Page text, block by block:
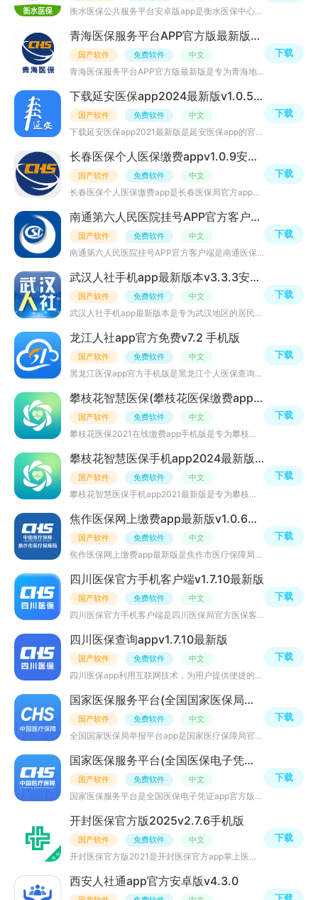
衡水医保公共服务平台安卓版app是衡水医保中心官方app的安卓移动端，每天为您实时更新最新医保资讯，在线就
青海医保服务平台APP官方版最新版v2.0.38安卓版
国产软件 免费软件 中文
青海医保服务平台APP官方版最新版是专为青海地区的参保用户打造的掌上医保服务平台，支持参保查询，办事指南
下载
下载延安医保app2024最新版v1.0.5官方最新版
国产软件 免费软件 中文
下载延安医保app2021最新版是延安医保app的官方移动端，延安地区的参保用户可通过本软件办理个人医保参保查
下载
长春医保个人医保缴费appv1.0.9安卓移动端
国产软件 免费软件 中文
长春医保个人医保缴费app是长春医保局官方app的客户移动端，利用先进的互联网功能，让数据跑腿，用户随时随
下载
南通第六人民医院挂号APP官方客户端(南通医保一卡通)v1.7.2最新版
国产软件 免费软件 中文
南通第六人民医院挂号APP官方客户端是南通医保一卡通app应用，南通市民可在线预约挂号、缴纳社保医保、查询
下载
武汉人社手机app最新版本v3.3.3安卓版
国产软件 免费软件 中文
武汉人社手机app最新版本是专为武汉地区的居民们打造的武汉人社app，用户可手机申请电子医保社保，不需出门
下载
龙江人社app官方免费v7.2 手机版
国产软件 免费软件 中文
黑龙江医保app官方手机版是黑龙江个人医保查询app官方客户端，为广大市民提供黑龙江医保一卡通、电子社保卡
下载
攀枝花智慧医保(攀枝花医保缴费app手机版)v1.1.4官方版
国产软件 免费软件 中文
攀枝花医保2021在线缴费app手机版是专为攀枝花市当地居民打造的智慧医保在线服务平台；为用户提供在线医保办
下载
攀枝花智慧医保手机app2024最新版v1.1.3安卓客户版
国产软件 免费软件 中文
攀枝花智慧医保手机app2021最新版是专为攀枝花地区的参保用户打造的掌上医保服务平台app，让数据跑腿，民众
下载
焦作医保网上缴费app最新版v1.0.6安卓版
国产软件 免费软件 中文
焦作医保网上缴费app最新版是焦作市医疗保障局官方重点推出的焦作市医保网上办事大厅app，用户可直接通过本
下载
四川医保官方手机客户端v1.7.10最新版
国产软件 免费软件 中文
四川医保官方手机客户端是四川医保局官方医保客户端，居民可在四川医保官方客户端实现电子医保卡、医保查询
下载
四川医保查询appv1.7.10最新版
国产软件 免费软件 中文
四川医保app利用互联网技术，为用户提供便捷的医疗挂号，咨询服务，用户只需通过手机就能结算就医费用，缩短
下载
国家医保服务平台(全国国家医保局举报平台app)v1.3.2官方手机版
国产软件 免费软件 中文
全国国家医保局举报平台app是国家医疗保障局官方医保举报平台，针对当下医保贪污现象等问题，市民可通过国家
下载
国家医保服务平台(全国医保电子凭证app官方版)1.3.30.8100安卓最新版
国产软件 免费软件 中文
国家医保服务平台是全国医保电子凭证app官方版统一医保电子凭证平台应用，为全国医保用户提供医保电子凭证、
下载
开封医保官方版2025v2.7.6手机版
国产软件 免费软件 中文
开封医保官方版2021是开封医保官方app掌上医保服务平台，为开封地区的居民提供医保查询，费用统计，医疗报销
下载
西安人社通app官方安卓版v4.3.0